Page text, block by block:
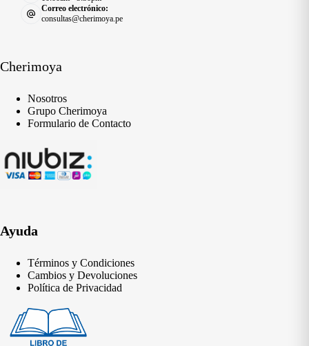
Correo electrónico:
consultas@cherimoya.pe
Cherimoya
Nosotros
Grupo Cherimoya
Formulario de Contacto
Ayuda
Términos y Condiciones
Cambios y Devoluciones
Política de Privacidad